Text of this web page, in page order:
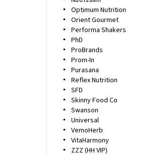
Optimum Nutrition
Orient Gourmet
Performa Shakers
PhD
ProBrands
Prom-In
Purasana
Reflex Nutrition
SFD
Skinny Food Co
Swanson
Universal
VemoHerb
VitaHarmony
ZZZ (HH VIP)